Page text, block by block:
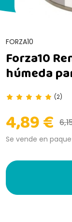
FORZA10
Forza10
húmeda
(2)
4,89 €
Se vende en